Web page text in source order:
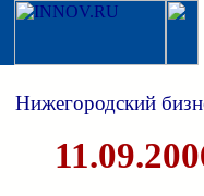
Нижегородский